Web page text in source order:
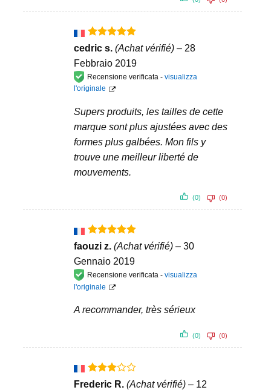
Valutato5
cedric s.(Achat vérifié) – 28
Febbraio 2019
Recensione verificata -visualizza
l'originale
Supers produits, les tailles de cette
marque sont plus ajustées avec des
formes plus galbées. Mon fils y
trouve une meilleur liberté de
mouvements.
(0) (0)
Valutato5
faouzi z.(Achat vérifié) – 30
Gennaio 2019
Recensione verificata -visualizza
l'originale
A recommander, très sérieux
(0) (0)
Valutato
Frederic R.(Achat vérifié) – 12